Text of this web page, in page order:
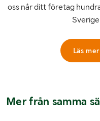
oss når ditt företag
Läs
Mer från samma